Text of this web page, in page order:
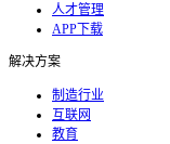
人才管理
APP下载
解决方案
制造行业
互联网
教育